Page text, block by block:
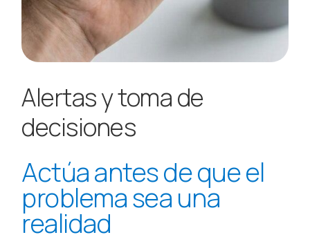
Alertas y toma de
decisiones
Actúa antes de que el
problema sea una
realidad